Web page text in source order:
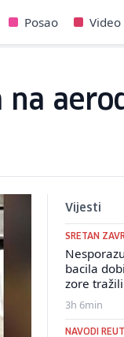
Posao Video
Vijesti
SRETAN
bacila
zore
3h 6min
NAVODI